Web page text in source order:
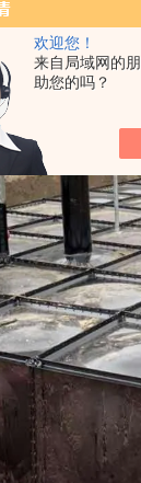
欢迎您！
来自局域网的
助您的吗？